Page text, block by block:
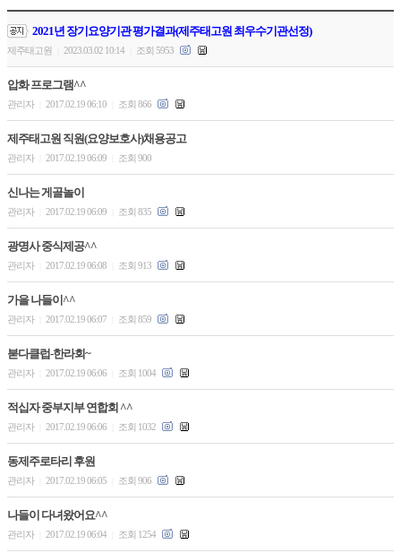
2021년 장기요양기관 평가결과(제주태고원 최우수기관선정)
제주태고원 2023.03.02 10:14 조회 5953
압화 프로그램^^
관리자 2017.02.19 06:10 조회 866
제주태고원 직원(요양보호사)채용공고
관리자 2017.02.19 06:09 조회 900
신나는 게골놀이
관리자 2017.02.19 06:09 조회 835
광명사 중식제공^^
관리자 2017.02.19 06:08 조회 913
가을 나들이^^
관리자 2017.02.19 06:07 조회 859
붇다클럽-한라회~
관리자 2017.02.19 06:06 조회 1004
적십자 중부지부 연합회 ^^
관리자 2017.02.19 06:06 조회 1032
동제주로타리 후원
관리자 2017.02.19 06:05 조회 906
나들이 다녀왔어요^^
관리자 2017.02.19 06:04 조회 1254